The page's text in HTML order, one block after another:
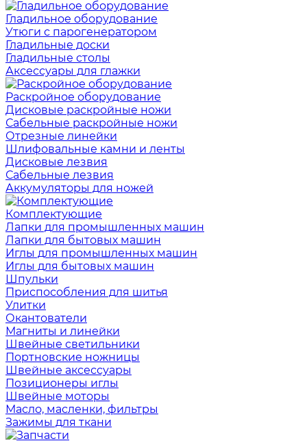
Гладильное оборудование
Утюги с парогенератором
Гладильные доски
Гладильные столы
Аксессуары для глажки
Раскройное оборудование
Дисковые раскройные ножи
Сабельные раскройные ножи
Отрезные линейки
Шлифовальные камни и ленты
Дисковые лезвия
Сабельные лезвия
Аккумуляторы для ножей
Комплектующие
Лапки для промышленных машин
Лапки для бытовых машин
Иглы для промышленных машин
Иглы для бытовых машин
Шпульки
Приспособления для шитья
Улитки
Окантователи
Магниты и линейки
Швейные светильники
Портновские ножницы
Швейные аксессуары
Позиционеры иглы
Швейные моторы
Масло, масленки, фильтры
Зажимы для ткани